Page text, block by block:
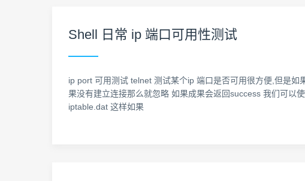
Shell 日常 ip 端口可用性测试
ip port 可用测试 telnet 测试某个ip 端口是否可用很方便,但是
果没有建立连接那么就忽略 如果成果会返回success 我们可
iptable.dat 这样如果